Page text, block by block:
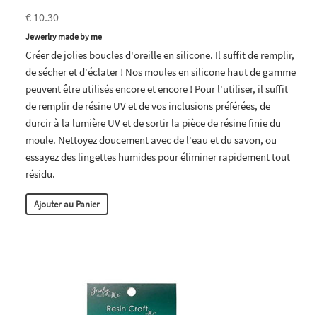
€ 10.30
Jewerlry made by me
Créer de jolies boucles d'oreille en silicone. Il suffit de remplir,
de sécher et d'éclater ! Nos moules en silicone haut de gamme
peuvent être utilisés encore et encore ! Pour l'utiliser, il suffit
de remplir de résine UV et de vos inclusions préférées, de
durcir à la lumière UV et de sortir la pièce de résine finie du
moule. Nettoyez doucement avec de l'eau et du savon, ou
essayez des lingettes humides pour éliminer rapidement tout
résidu.
Ajouter au Panier